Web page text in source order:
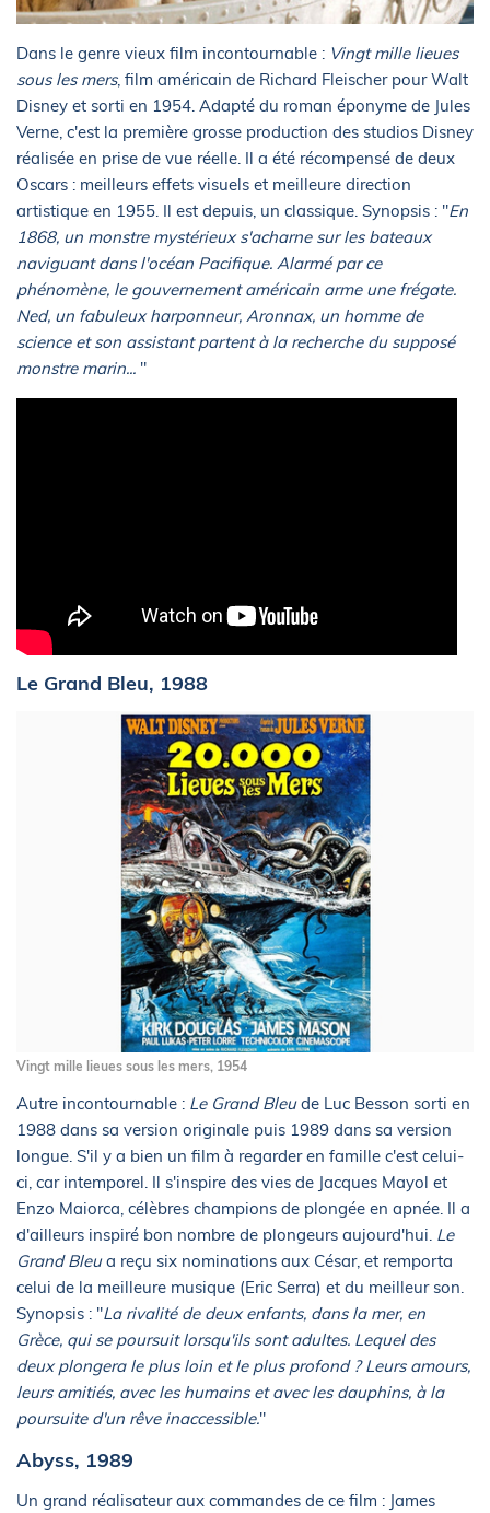
Dans le genre vieux film incontournable : Vingt mille lieues
sous les mers, film américain de Richard Fleischer pour Walt
Disney et sorti en 1954. Adapté du roman éponyme de Jules
Verne, c'est la première grosse production des studios Disney
réalisée en prise de vue réelle. Il a été récompensé de deux
Oscars : meilleurs effets visuels et meilleure direction
artistique en 1955. Il est depuis, un classique. Synopsis : "En
1868, un monstre mystérieux s'acharne sur les bateaux
naviguant dans l'océan Pacifique. Alarmé par ce
phénomène, le gouvernement américain arme une frégate.
Ned, un fabuleux harponneur, Aronnax, un homme de
science et son assistant partent à la recherche du supposé
monstre marin... "
Le Grand Bleu, 1988
Vingt mille lieues sous les mers, 1954
Autre incontournable : Le Grand Bleude Luc Besson sorti en
1988 dans sa version originale puis 1989 dans sa version
longue. S'il y a bien un film à regarder en famille c'est celui-
ci, car intemporel. Il s'inspire des vies de Jacques Mayol et
Enzo Maiorca, célèbres champions de plongée en apnée. Il a
d'ailleurs inspiré bon nombre de plongeurs aujourd'hui. Le
Grand Bleua reçu six nominations aux César, et remporta
celui de la meilleure musique (Eric Serra) et du meilleur son.
Synopsis : "La rivalité de deux enfants, dans la mer, en
Grèce, qui se poursuit lorsqu'ils sont adultes. Lequel des
deux plongera le plus loin et le plus profond ? Leurs amours,
leurs amitiés, avec les humains et avec les dauphins, à la
poursuite d'un rêve inaccessible."
Abyss, 1989
Un grand réalisateur aux commandes de ce film : James